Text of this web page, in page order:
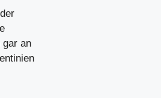
gar an